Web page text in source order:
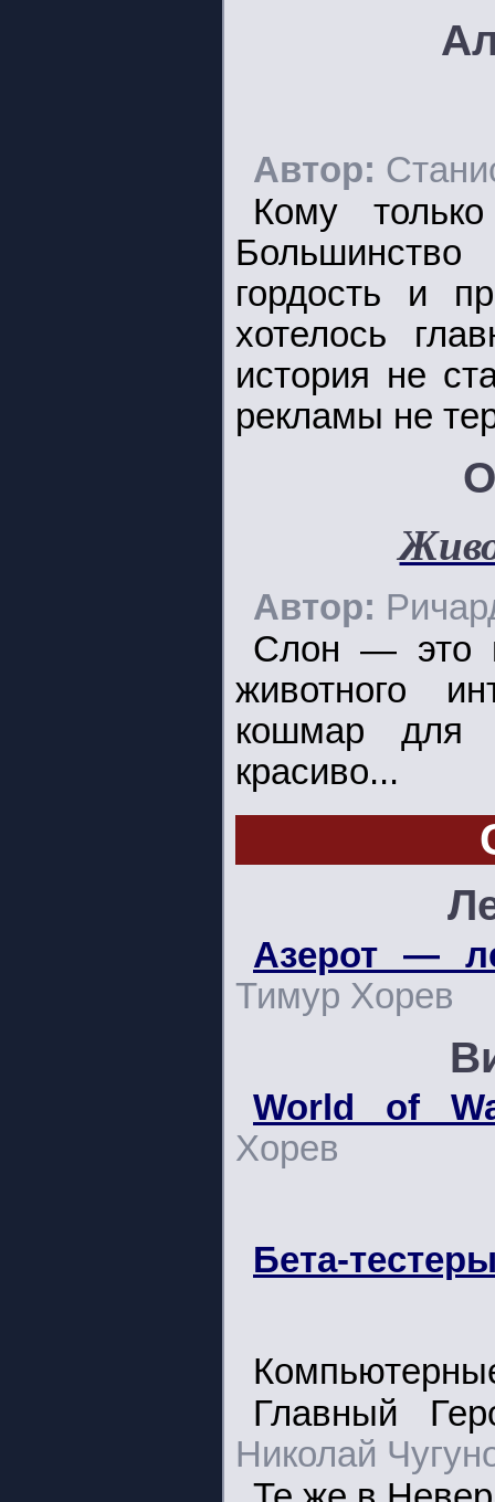
Автор:
Кому
гордость и
хотелось
история не
рекламы не
Автор:
Слон — это
животного
кошмар для
красиво...
Азерот —
Тимур Хорев
World of
Хорев
Бета-
Главный
Николай